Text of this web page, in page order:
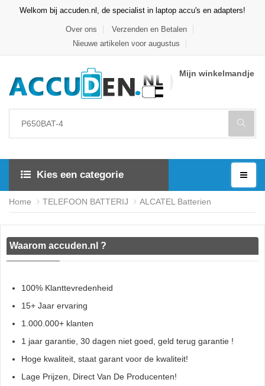
Welkom bij accuden.nl, de specialist in laptop accu's en adapters!
Over ons
Verzenden en Betalen
Nieuwe artikelen voor augustus
Mijn winkelmandje
Kies een categorie
Home TELEFOON BATTERIJ ALCATEL Batterien
Waarom accuden.nl ?
100% Klanttevredenheid
15+ Jaar ervaring
1.000.000+ klanten
1 jaar garantie, 30 dagen niet goed, geld terug garantie !
Hoge kwaliteit, staat garant voor de kwaliteit!
Lage Prijzen, Direct Van De Producenten!